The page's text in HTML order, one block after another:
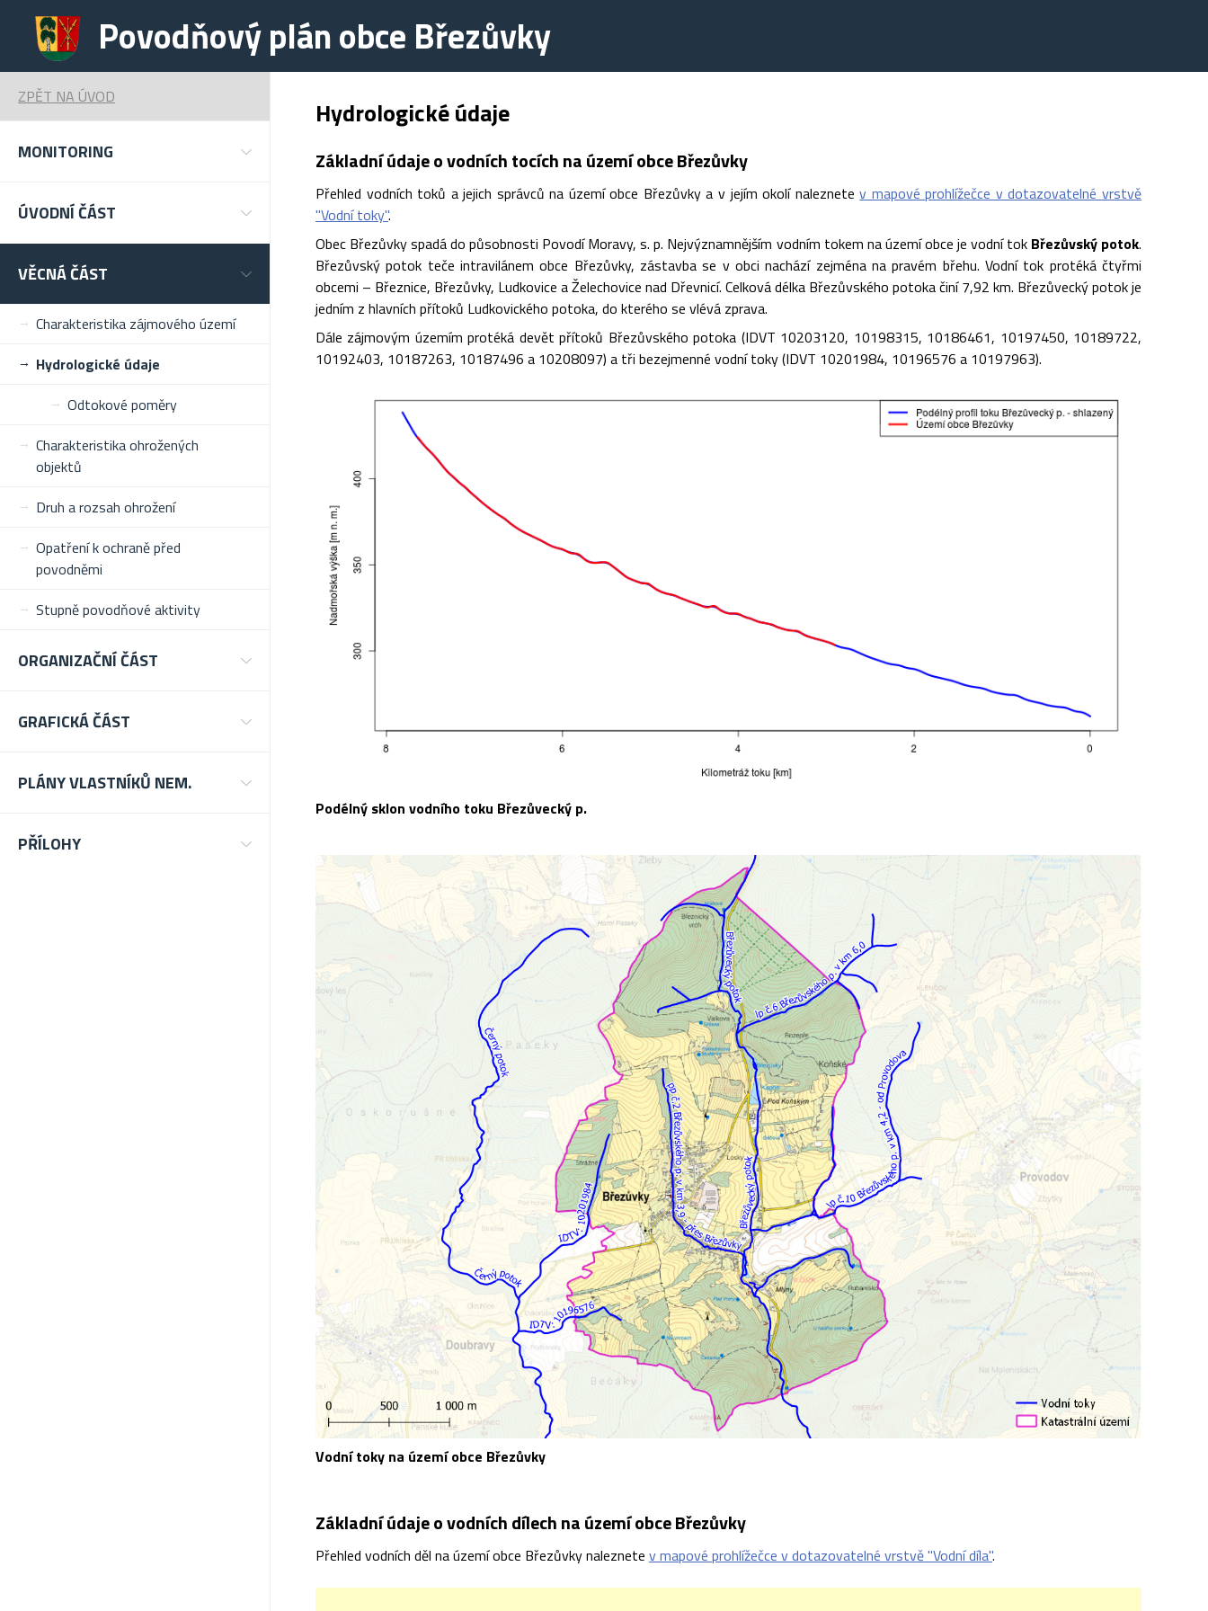
Povodňový plán obce Březůvky
ZPĚT NA ÚVOD
MONITORING
ÚVODNÍ ČÁST
VĚCNÁ ČÁST
Charakteristika zájmového území
Hydrologické údaje
Odtokové poměry
Charakteristika ohrožených
objektů
Druh a rozsah ohrožení
Opatření k ochraně před
povodněmi
Stupně povodňové aktivity
ORGANIZAČNÍ ČÁST
GRAFICKÁ ČÁST
PLÁNY VLASTNÍKŮ NEM.
PŘÍLOHY
Hydrologické údaje
Základní údaje o vodních tocích na území obce Březůvky
Přehled vodních toků a jejich správců na území obce Březůvky a v jejím okolí naleznetev mapové prohlížečce v dotazovatelné vrstvě
"Vodní toky".
Obec Březůvky spadá do působnosti Povodí Moravy, s. p. Nejvýznamnějším vodním tokem na území obce je vodní tok Březůvský potok.
Březůvský potok teče intravilánem obce Březůvky, zástavba se v obci nachází zejména na pravém břehu. Vodní tok protéká čtyřmi
obcemi – Březnice, Březůvky, Ludkovice a Želechovice nad Dřevnicí. Celková délka Březůvského potoka činí 7,92 km. Březůvecký potok je
jedním z hlavních přítoků Ludkovického potoka, do kterého se vlévá zprava.
Dále zájmovým územím protéká devět přítoků Březůvského potoka (IDVT 10203120, 10198315, 10186461, 10197450, 10189722,
10192403, 10187263, 10187496 a 10208097) a tři bezejmenné vodní toky (IDVT 10201984, 10196576 a 10197963).
Podélný sklon vodního toku Březůvecký p.
Vodní toky na území obce Březůvky
Základní údaje o vodních dílech na území obce Březůvky
Přehled vodních děl na území obce Březůvky naleznete v mapové prohlížečce v dotazovatelné vrstvě "Vodní díla".